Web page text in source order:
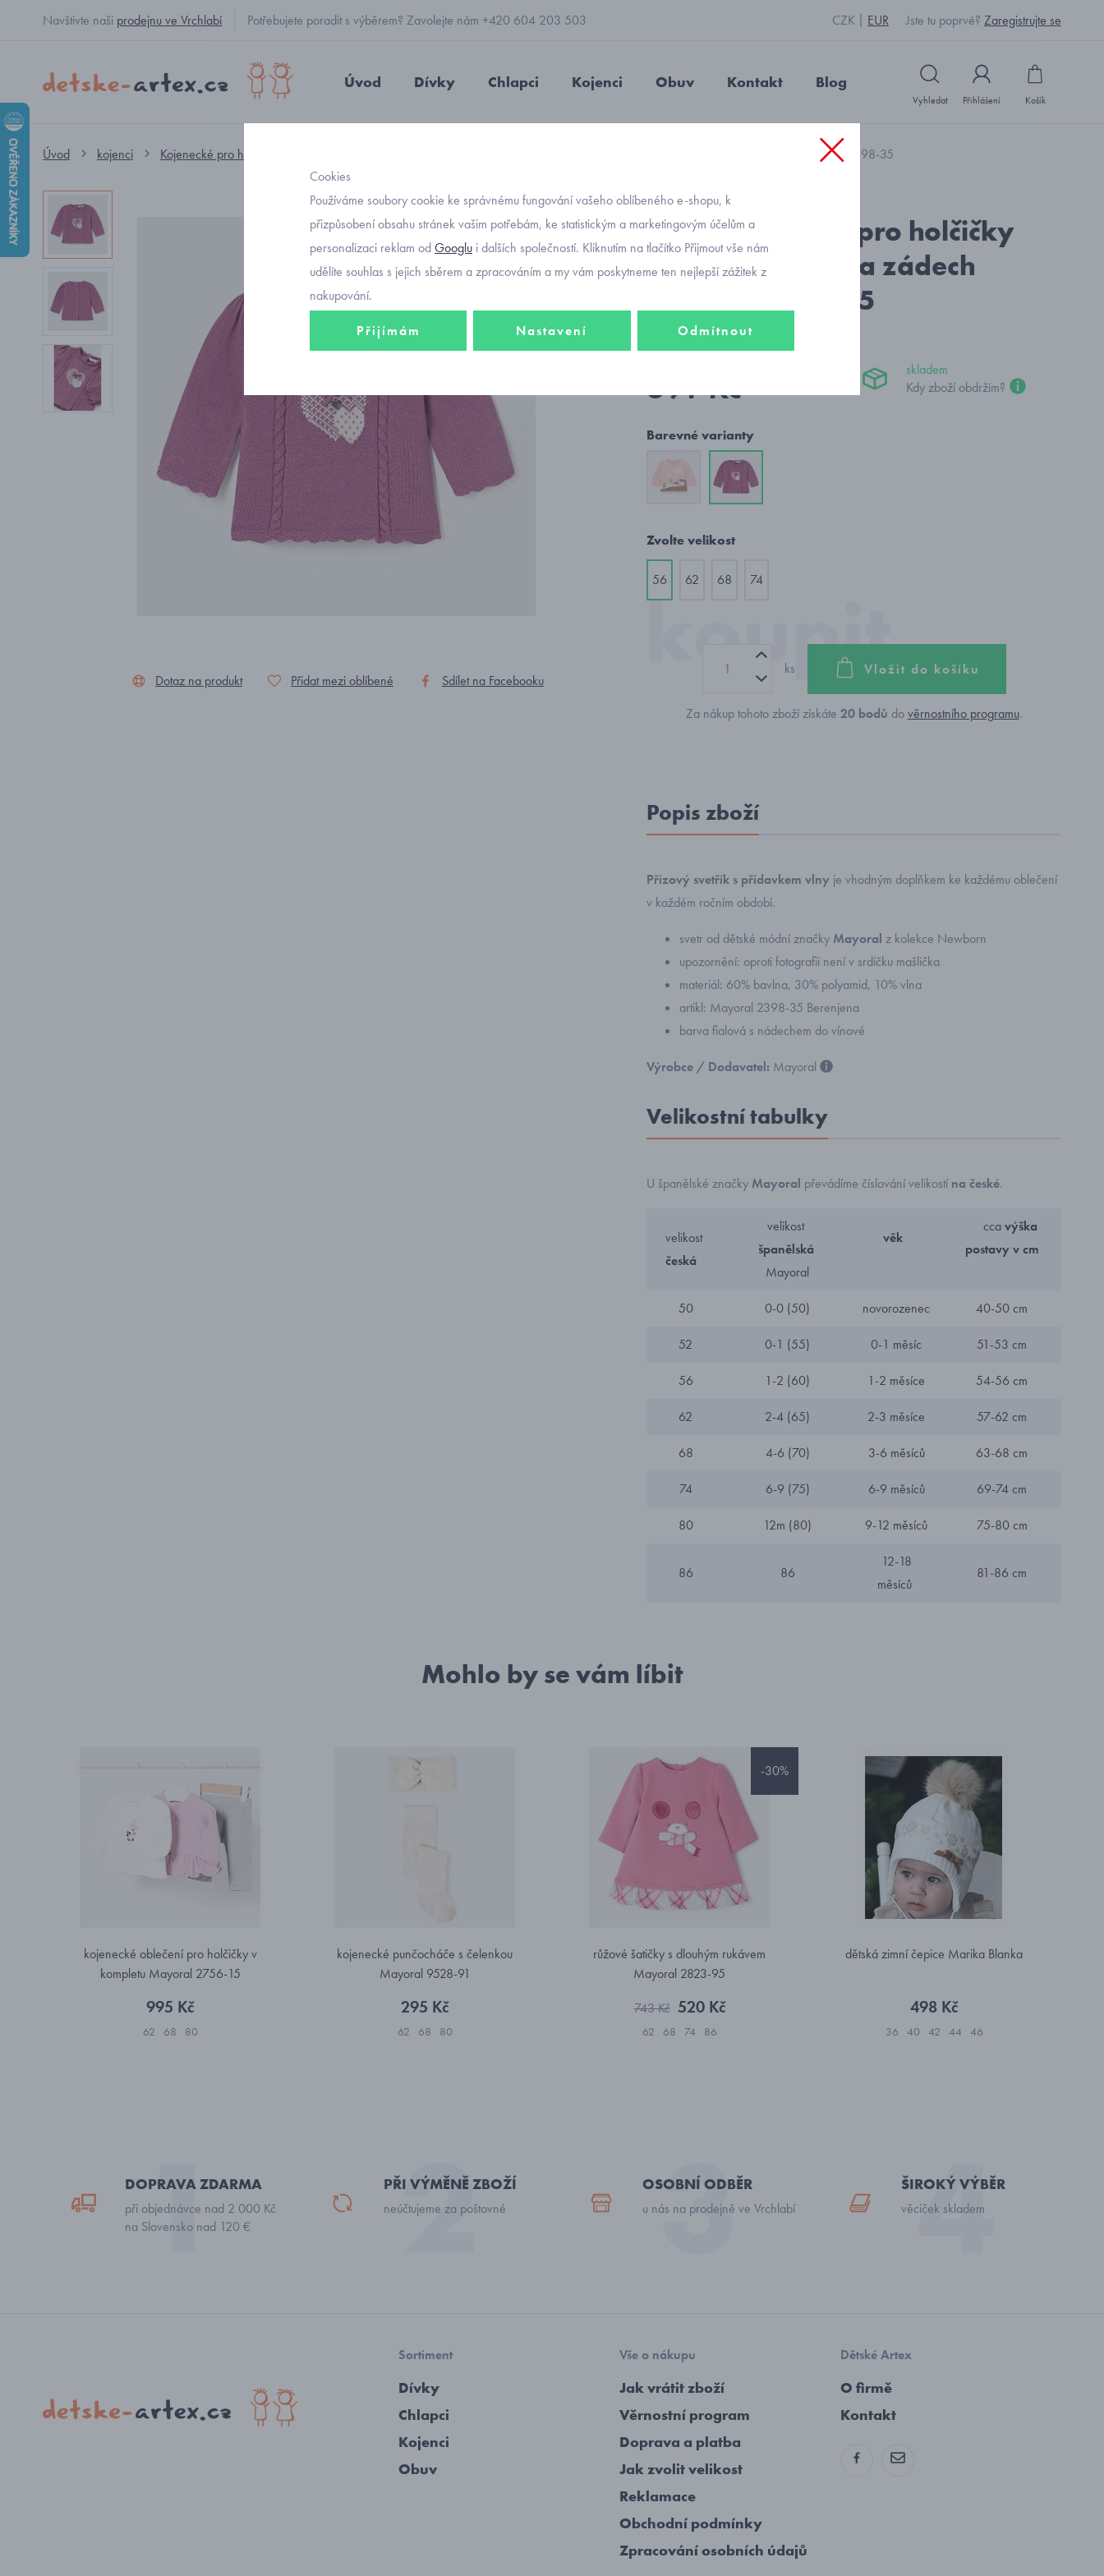
Navštivte naši prodejnu ve Vrchlabí Potřebujete poradit s výběrem? Zavolejte nám +420 604 203 503 CZK EUR Jste tu poprvé? Zaregistrujte se
Úvod Dívky Chlapci Kojenci Obuv Kontakt Blog
Vyhledat Přihlášení Košík
Úvod kojenci Kojenecké pro holčičky kojenecký svetr pro holčičky celorozepínací na zádech Mayoral 2398-35
-30%
Dotaz na produkt Přidat mezi oblíbené Sdílet na Facebooku
Objednávací kód: U18226_fialová
kojenecký svetr pro holčičky
celorozepínací na zádech
Mayoral 2398-35
391 Kč
skladem
Kdy zboží obdržím?
Barevné varianty
Zvolte velikost
56 62 68 74
ks Vložit do košíku
Za nákup tohoto zboží získáte 20bodů dověrnostního programu.
Popis zboží
Přízový svetřík s přídavkem vlny je vhodným doplňkem ke každému oblečení
v každém ročním období.
svetr od dětské módní značky Mayoral z kolekce Newborn
upozornění: oproti fotografii není v srdíčku mašlička
materiál: 60% bavlna, 30% polyamid, 10% vlna
artikl: Mayoral 2398-35 Berenjena
barva fialová s nádechem do vínové
Výrobce / Dodavatel: Mayoral
Velikostní tabulky
U španělské značky Mayoral převádíme číslování velikostí na české.
velikost
česká
velikost
španělská
Mayoral
věk
ccavýška
postavy v cm
50 0-0 (50) novorozenec 40-50 cm
52 0-1 (55) 0-1 měsíc 51-53 cm
56 1-2 (60) 1-2 měsíce 54-56 cm
62 2-4 (65) 2-3 měsíce 57-62 cm
68 4-6 (70) 3-6 měsíců 63-68 cm
74 6-9 (75) 6-9 měsíců 69-74 cm
80 12m (80) 9-12 měsíců 75-80 cm
86 86
12-18
měsíců
81-86 cm
Mohlo by se vám líbit
kojenecké oblečení pro holčičky v
kompletu Mayoral 2756-15
995 Kč
62 68 80
kojenecké punčocháče s čelenkou
Mayoral 9528-91
295 Kč
62 68 80
-30%
růžové šatičky s dlouhým rukávem
Mayoral 2823-95
743 Kč 520 Kč
62 68 74 86
dětská zimní čepice Marika Blanka
498 Kč
36 40 42 44 46
DOPRAVA ZDARMA
při objednávce nad 2 000 Kč
na Slovensko nad 120 €
PŘI VÝMĚNĚ ZBOŽÍ
neúčtujeme za poštovné
OSOBNÍ ODBĚR
u nás na prodejně ve Vrchlabí
ŠIROKÝ VÝBĚR
věciček skladem
Sortiment
Dívky
Chlapci
Kojenci
Obuv
Vše o nákupu
Jak vrátit zboží
Věrnostní program
Doprava a platba
Jak zvolit velikost
Reklamace
Obchodní podmínky
Zpracování osobních údajů
Dětské Artex
O firmě
Kontakt
Cookies
Používáme soubory cookie ke správnému fungování vašeho oblíbeného e-shopu, k
přizpůsobení obsahu stránek vašim potřebám, ke statistickým a marketingovým účelům a
personalizaci reklam odGooglu i dalších společností. Kliknutím na tlačítko Přijmout vše nám
udělíte souhlas s jejich sběrem a zpracováním a my vám poskytneme ten nejlepší zážitek z
nakupování.
Přijímám Nastavení Odmítnout